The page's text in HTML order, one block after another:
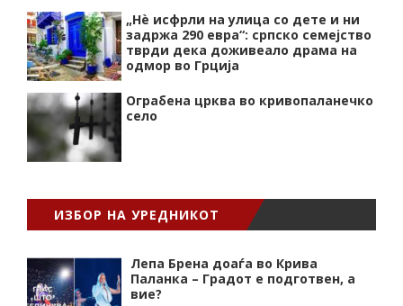
„Нѐ исфрли на улица со дете и ни
задржа 290 евра“: српско семејство
тврди дека доживеало драма на
одмор во Грција
Ограбена црква во кривопаланечко
село
ИЗБОР НА УРЕДНИКОТ
Лепа Брена доаѓа во Крива
Паланка – Градот е подготвен, а
вие?